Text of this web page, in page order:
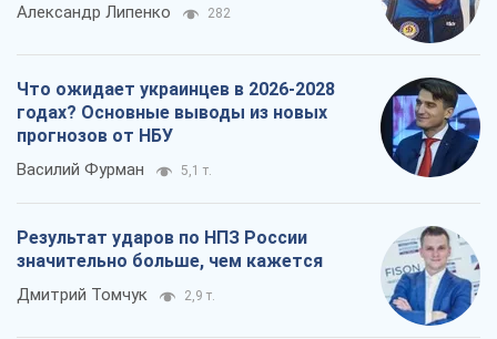
Александр Липенко 282
Что ожидает украинцев в 2026-2028
годах? Основные выводы из новых
прогнозов от НБУ
Василий Фурман 5,1 т.
Результат ударов по НПЗ России
значительно больше, чем кажется
Дмитрий Томчук 2,9 т.